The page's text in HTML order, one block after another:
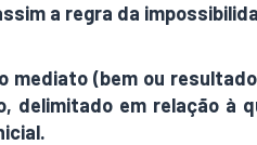
a regra da
mediato (bem ou
em relação à